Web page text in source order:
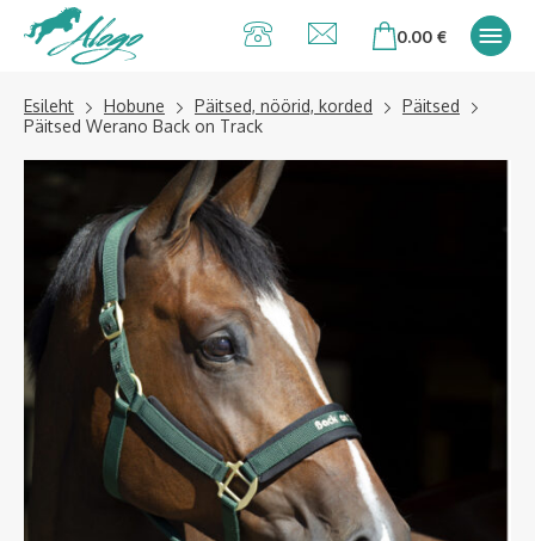
Alogo Hobu ja
ratsavarustus
0.00 €
Esileht Hobune Päitsed, nöörid, korded
Päitsed
Päitsed Werano Back on Track